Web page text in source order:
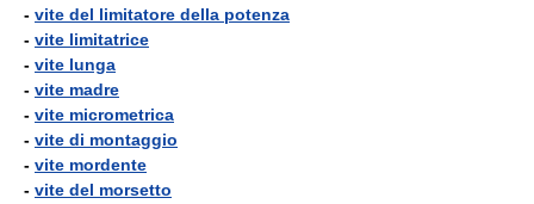
- vite del limitatore della potenza
- vite limitatrice
- vite lunga
- vite madre
- vite micrometrica
- vite di montaggio
- vite mordente
- vite del morsetto